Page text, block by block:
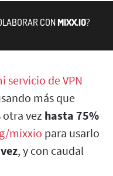
CONMIXX.IO?
servicio de VPN
más que
vez hasta 75%
mixxio para usarlo
, y con caudal